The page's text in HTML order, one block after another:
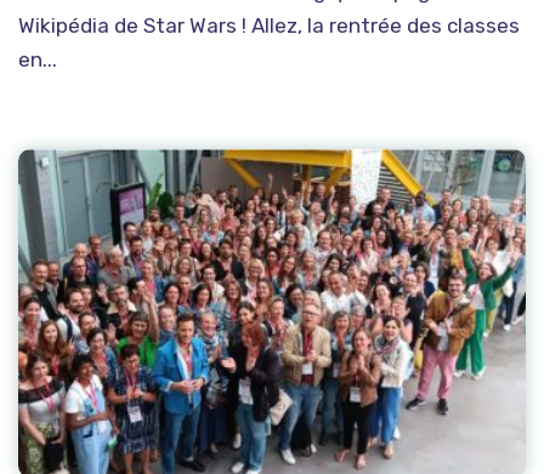
Wikipédia de Star Wars ! Allez, la rentrée des classes
en...